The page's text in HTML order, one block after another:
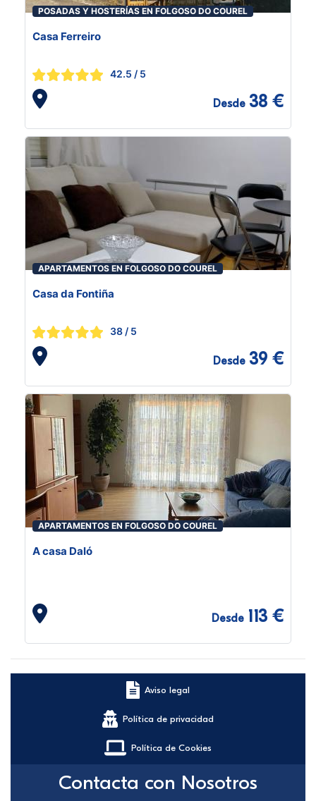
POSADAS Y HOSTERÍAS EN FOLGOSO DO COUREL
Casa Ferreiro
42.5 / 5
Desde 38 €
APARTAMENTOS EN FOLGOSO DO COUREL
Casa da Fontiña
38 / 5
Desde 39 €
APARTAMENTOS EN FOLGOSO DO COUREL
A casa Daló
Desde 113 €
Aviso legal
Política de privacidad
Política de Cookies
Contacta con Nosotros